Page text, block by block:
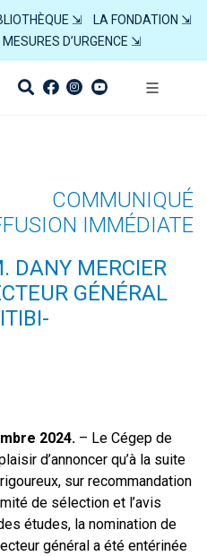
⇲
LA FONDATION ⇲
MESURES D’URGENCE ⇲
COMMUNIQUÉ
IMMÉDIATE
DANY MERCIER
GÉNÉRAL
2024. – Le Cégep de
d’annoncer qu’à la suite
sur recommandation
de sélection et l’avis
études, la nomination de
général a été entérinée